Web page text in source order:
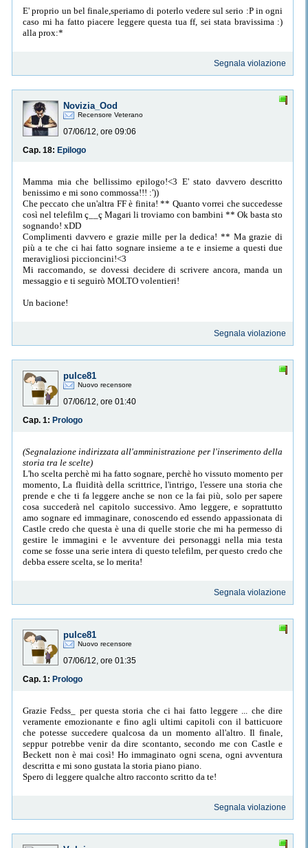
E' proprio un bel finale,speriamo di poterlo vedere sul serio :P in ogni
caso mi ha fatto piacere leggere questa tua ff, sei stata bravissima :)
alla prox:*
Segnala violazione
Novizia_Ood
Recensore Veterano
07/06/12, ore 09:06
Cap. 18: Epilogo
Mamma mia che bellissimo epilogo!<3 E' stato davvero descritto
benissimo e mi sono commossa!!! :'))
Che peccato che un'altra FF è finita! ** Quanto vorrei che succedesse
così nel telefilm ç__ç Magari li troviamo con bambini ** Ok basta sto
sognando! xDD
Complimenti davvero e grazie mille per la dedica! ** Ma grazie di
più a te che ci hai fatto sognare insieme a te e insieme a questi due
meravigliosi piccioncini!<3
Mi raccomando, se dovessi decidere di scrivere ancora, manda un
messaggio e ti seguirò MOLTO volentieri!
Un bacione!
Segnala violazione
pulce81
Nuovo recensore
07/06/12, ore 01:40
Cap. 1: Prologo
(Segnalazione indirizzata all'amministrazione per l'inserimento della
storia tra le scelte)
L'ho scelta perchè mi ha fatto sognare, perchè ho vissuto momento per
momento, La fluidità della scrittrice, l'intrigo, l'essere una storia che
prende e che ti fa leggere anche se non ce la fai più, solo per sapere
cosa succederà nel capitolo successivo. Amo leggere, e soprattutto
amo sognare ed immaginare, conoscendo ed essendo appassionata di
Castle credo che questa è una di quelle storie che mi ha permesso di
gestire le immagini e le avventure dei personaggi nella mia testa
come se fosse una serie intera di questo telefilm, per questo credo che
debba essere scelta, se lo merita!
Segnala violazione
pulce81
Nuovo recensore
07/06/12, ore 01:35
Cap. 1: Prologo
Grazie Fedss_ per questa storia che ci hai fatto leggere ... che dire
veramente emozionante e fino agli ultimi capitoli con il batticuore
che potesse succedere qualcosa da un momento all'altro. Il finale,
seppur potrebbe venir da dire scontanto, secondo me con Castle e
Beckett non è mai così! Ho immaginato ogni scena, ogni avventura
descritta e mi sono gustata la storia piano piano.
Spero di leggere qualche altro racconto scritto da te!
Segnala violazione